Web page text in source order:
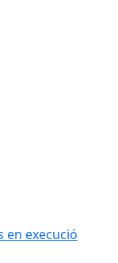
en execució